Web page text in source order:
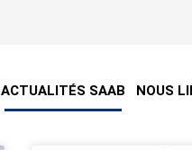
ACTUALITÉS SAAB NOUS